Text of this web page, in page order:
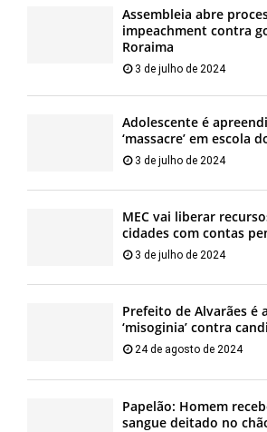
Assembleia abre
impeachment contra
Roraima
3 de julho de 2024
Adolescente é
‘massacre’ em escola
3 de julho de 2024
MEC vai liberar
cidades com contas
3 de julho de 2024
Prefeito de Alvarães é
‘misoginia’ contra
24 de agosto de 2024
Papelão: Homem
sangue deitado no